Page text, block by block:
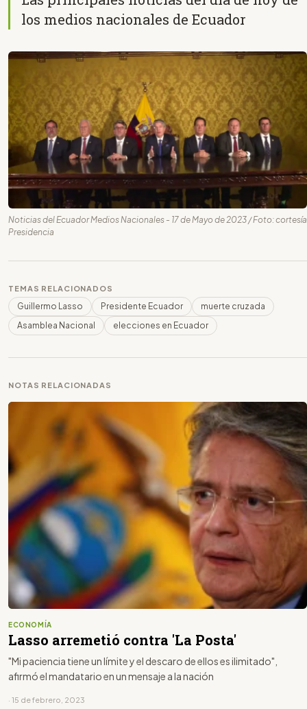
los medios nacionales de Ecuador
Noticias del Ecuador Medios Nacionales - 17 de Mayo de 2023 / Foto: cortesía
Presidencia
TEMAS RELACIONADOS
Guillermo Lasso Presidente Ecuador
muerte cruzada
Asamblea Nacional
elecciones en Ecuador
NOTAS RELACIONADAS
ECONOMÍA
Lasso arremetió contra 'La Posta'
"Mi paciencia tiene un límite y el descaro de ellos es ilimitado",
afirmó el mandatario en un mensaje a la nación
· 15 de febrero, 2023